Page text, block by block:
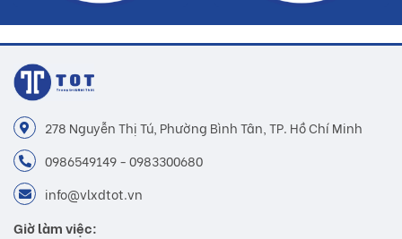
278 Nguyễn Thị Tú, Phường Bình Tân, TP. Hồ Chí Minh
0986549149 - 0983300680
info@vlxdtot.vn
Giờ làm việc: